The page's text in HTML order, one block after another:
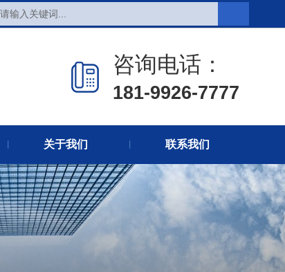
热销产品
在线留言
咨询电话：
181-9926-7777
关于我们 联系我们